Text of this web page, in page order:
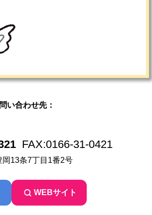
い合わせ先：
FAX:0166-31-0421
13条7丁目1番2号
WEBサイト